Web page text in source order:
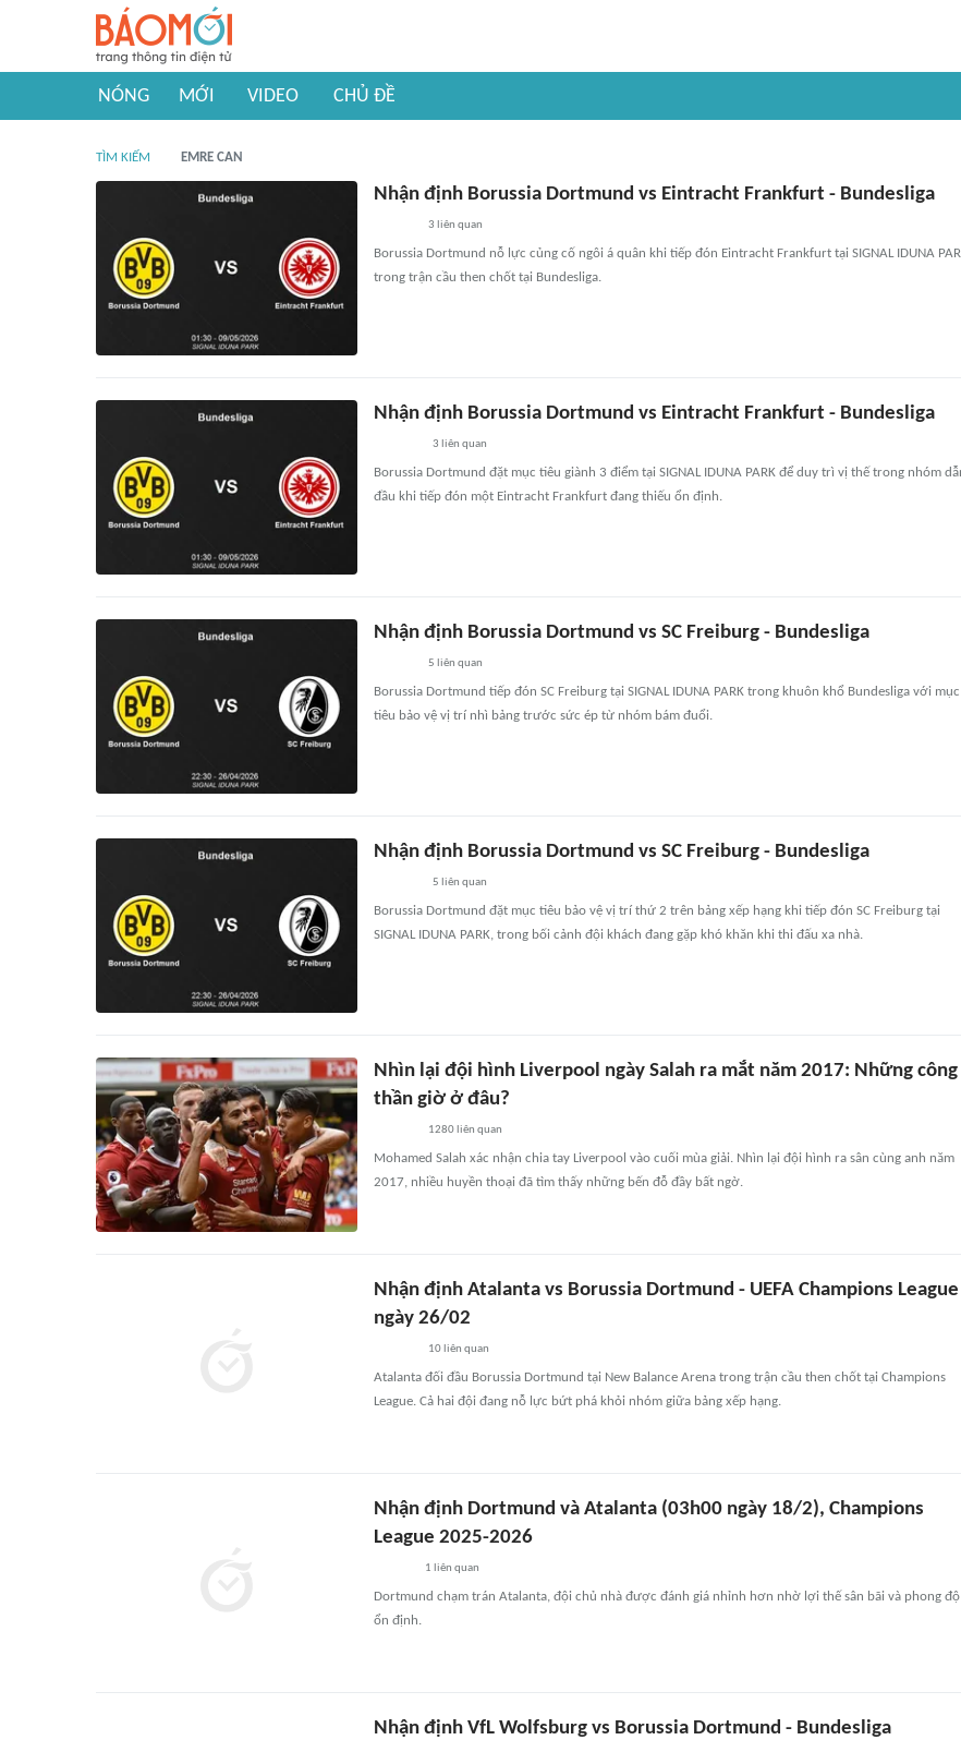
NÓNG MỚI VIDEO CHỦ ĐỀ
TÌM KIẾM EMRE CAN
Nhận định Borussia Dortmund vs Eintracht Frankfurt - Bundesliga
3 liên quan
Borussia Dortmund nỗ lực củng cố ngôi á quân khi tiếp đón Eintracht Frankfurt tại SIGNAL IDUNA
trong trận cầu then chốt tại Bundesliga.
Nhận định Borussia Dortmund vs Eintracht Frankfurt - Bundesliga
3 liên quan
Borussia Dortmund đặt mục tiêu giành 3 điểm tại SIGNAL IDUNA PARK để duy trì vị thế trong nhóm
đầu khi tiếp đón một Eintracht Frankfurt đang thiếu ổn định.
Nhận định Borussia Dortmund vs SC Freiburg - Bundesliga
5 liên quan
Borussia Dortmund tiếp đón SC Freiburg tại SIGNAL IDUNA PARK trong khuôn khổ Bundesliga với mục
tiêu bảo vệ vị trí nhì bảng trước sức ép từ nhóm bám đuổi.
Nhận định Borussia Dortmund vs SC Freiburg - Bundesliga
5 liên quan
Borussia Dortmund đặt mục tiêu bảo vệ vị trí thứ 2 trên bảng xếp hạng khi tiếp đón SC Freiburg tại
SIGNAL IDUNA PARK, trong bối cảnh đội khách đang gặp khó khăn khi thi đấu xa nhà.
Nhìn lại đội hình Liverpool ngày Salah ra mắt năm 2017: Những công
thần giờ ở đâu?
1280liên quan
Mohamed Salah xác nhận chia tay Liverpool vào cuối mùa giải. Nhìn lại đội hình ra sân cùng anh năm
2017, nhiều huyền thoại đã tìm thấy những bến đỗ đầy bất ngờ.
Nhận định Atalanta vs Borussia Dortmund - UEFA Champions League
ngày 26/02
10liên quan
Atalanta đối đầu Borussia Dortmund tại New Balance Arena trong trận cầu then chốt tại Champions
League. Cả hai đội đang nỗ lực bứt phá khỏi nhóm giữa bảng xếp hạng.
Nhận định Dortmund và Atalanta (03h00 ngày 18/2), Champions
League 2025-2026
1 liên quan
Dortmund chạm trán Atalanta, đội chủ nhà được đánh giá nhỉnh hơn nhờ lợi thế sân bãi và phong độ
ổn định.
Nhận định VfL Wolfsburg vs Borussia Dortmund - Bundesliga